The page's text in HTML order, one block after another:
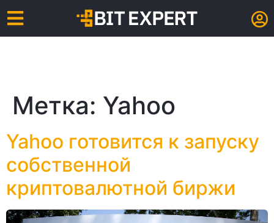
Метка: Yahoo
Yahoo готовится к запуску
собственной
криптовалютной биржи